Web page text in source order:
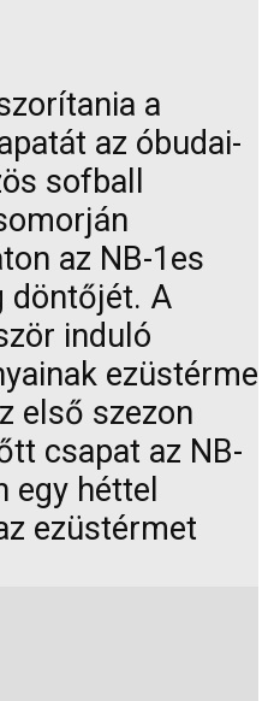
a
az óbudai-
sofball
az NB-1es
döntőjét. A
induló
ezüstérme
első szezon
csapat az NB-
egy héttel
ezüstérmet